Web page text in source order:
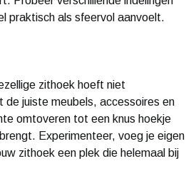
praktisch als sfeervol aanvoelt.
zithoek hoeft niet
de juiste meubels, accessoires en
omtoveren tot een knus hoekje
Experimenteer, voeg je eigen
zithoek een plek die helemaal bij